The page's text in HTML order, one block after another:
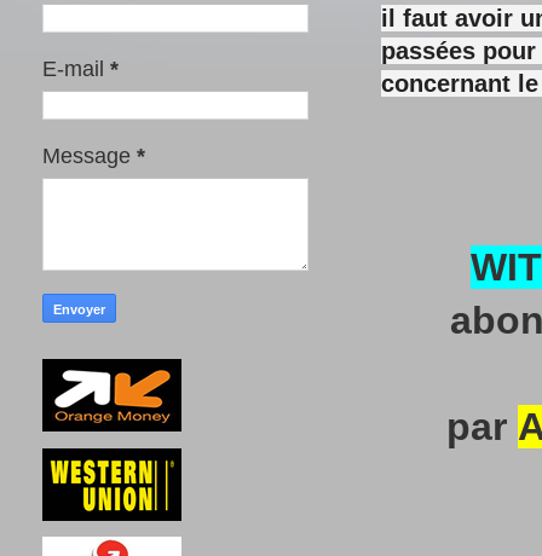
il faut avoir
passées
concernant
par
E-mail *
Message *